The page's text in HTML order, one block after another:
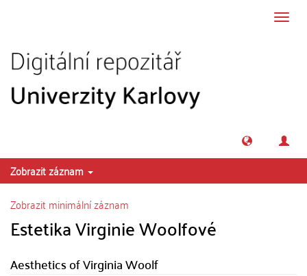
Zobrazit záznam
Zobrazit minimální záznam
Estetika Virginie Woolfové
Aesthetics of Virginia Woolf